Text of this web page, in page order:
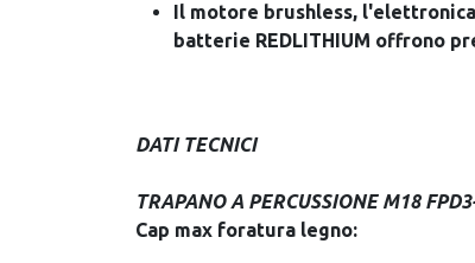
Il motore brushless, l'elettronica
batterie REDLITHIUM offrono
DATI TECNICI
TRAPANO A PERCUSSIONE M18
Cap max foratura legno: